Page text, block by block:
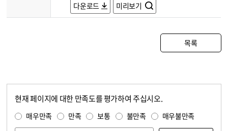
다운로드
미리보기
목록
현재 페이지에 대한 만족도를 평가하여 주십시오.
매우만족 만족 보통 불만족 매우불만족